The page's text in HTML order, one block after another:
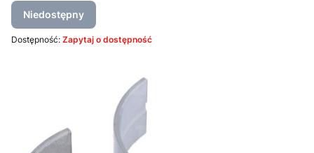
Niedostępny
Dostępność: Zapytaj o dostępność